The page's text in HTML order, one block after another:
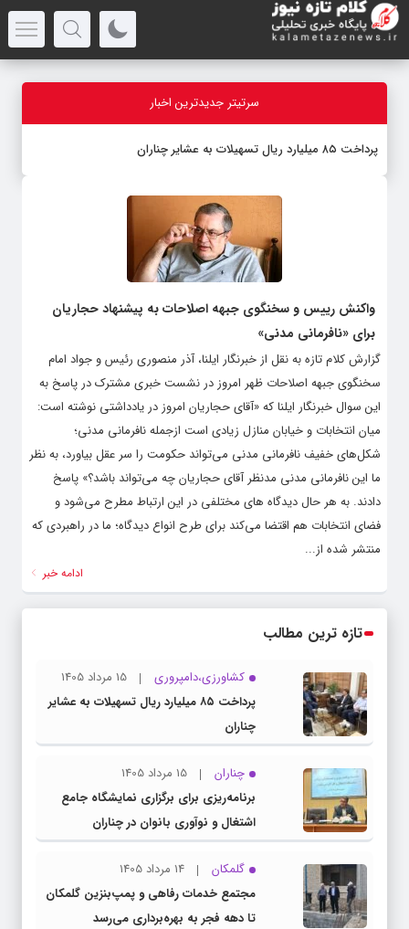
سرتیتر جدیدترین اخبار
پرداخت ۸۵ میلیارد ریال تسهیلات به عشایر چناران
واکنش رییس و سخنگوی جبهه اصلاحات به پیشنهاد حجاریان
برای «نافرمانی مدنی»
گزارش کلام تازه به نقل از خبرنگار ایلنا، آذر منصوری رئیس و جواد امام
سخنگوی جبهه اصلاحات ظهر امروز در نشست خبری مشترک در پاسخ به
این سوال خبرنگار ایلنا که «آقای حجاریان امروز در یادداشتی نوشته است:
میان انتخابات و خیابان منازل زیادی است ازجمله نافرمانی مدنی؛
شکل‌های خفیف نافرمانی مدنی می‌تواند حکومت را سر عقل بیاورد، به نظر
ما این نافرمانی مدنی مدنظر آقای حجاریان چه می‌تواند باشد؟» پاسخ
دادند. به هر حال دیدگاه های مختلفی در این ارتباط مطرح می‌شود و
فضای انتخابات هم اقتضا می‌کند برای طرح انواع دیدگاه؛ ما در راهبردی که
منتشر شده از...
ادامه خبر
تازه ترین مطالب
کشاورزی،دامپروری
15 مرداد 1405
پرداخت ۸۵ میلیارد ریال تسهیلات به عشایر
چناران
چناران
15 مرداد 1405
برنامه‌ریزی برای برگزاری نمایشگاه جامع
اشتغال و نوآوری بانوان در چناران
گلمکان
14 مرداد 1405
مجتمع خدمات رفاهی و پمپ‌بنزین گلمکان
تا دهه فجر به بهره‌برداری می‌رسد